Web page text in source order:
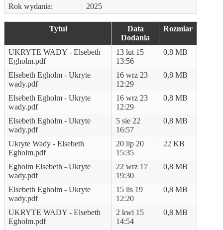
Rok wydania:
2025
Tytuł
Data
Dodania
Rozmiar
UKRYTE WADY - Elsebeth
Egholm.pdf
13 lut 15
13:56
0,8 MB
Elsebeth Egholm - Ukryte
wady.pdf
16 wrz 23
12:29
0,8 MB
Elsebeth Egholm - Ukryte
wady.pdf
16 wrz 23
12:29
0,8 MB
Elsebeth Egholm - Ukryte
wady.pdf
5 sie 22
16:57
0,8 MB
Ukryte Wady - Elsebeth
Egholm.pdf
20 lip 20
15:35
22 KB
Egholm Elsebeth - Ukryte
wady.pdf
22 wrz 17
19:30
0,8 MB
Elsebeth Egholm - Ukryte
wady.pdf
15 lis 19
12:20
0,8 MB
UKRYTE WADY - Elsebeth
Egholm.pdf
2 kwi 15
14:54
0,8 MB